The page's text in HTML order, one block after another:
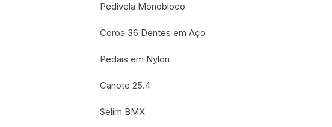
Pedivela Monobloco
Coroa 36 Dentes em Aço
Pedais em Nylon
Canote 25.4
Selim BMX